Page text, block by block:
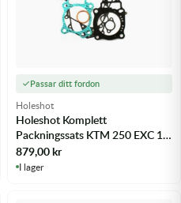
Passar ditt fordon
Holeshot
Holeshot Komplett
Packningssats KTM 250 EXC 17,
23 - m.fl.
879,00kr
I lager